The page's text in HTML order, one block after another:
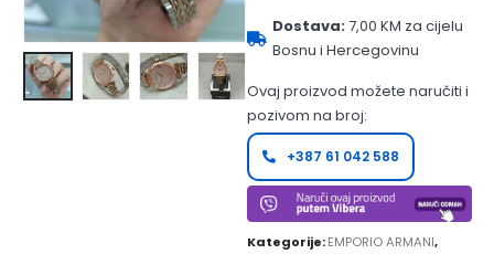
Dostava:7,00 KM za cijelu
Bosnu i Hercegovinu
Ovaj proizvod možete naručiti i
pozivom na broj:
+387 61 042 588
Kategorije:EMPORIO ARMANI,